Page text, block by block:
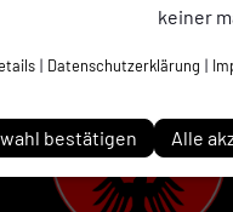
keiner
| Datenschutzerklärung |
bestätigen Alle